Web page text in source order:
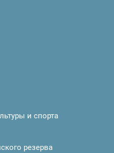
и спорта
резерва